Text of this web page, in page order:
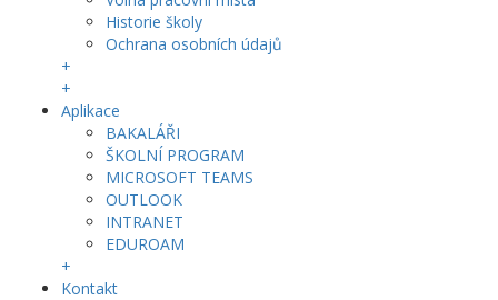
Historie školy
Ochrana osobních údajů
+
+
Aplikace
BAKALÁŘI
ŠKOLNÍ PROGRAM
MICROSOFT TEAMS
OUTLOOK
INTRANET
EDUROAM
+
Kontakt